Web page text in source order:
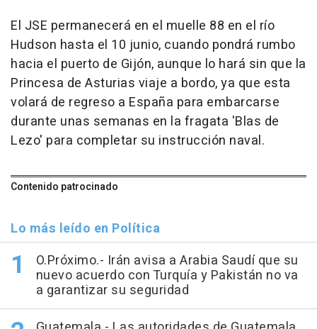
El JSE permanecerá en el muelle 88 en el río
Hudson hasta el 10 junio, cuando pondrá rumbo
hacia el puerto de Gijón, aunque lo hará sin que la
Princesa de Asturias viaje a bordo, ya que esta
volará de regreso a España para embarcarse
durante unas semanas en la fragata 'Blas de
Lezo' para completar su instrucción naval.
Contenido patrocinado
Lo más leído en Política
O.Próximo.- Irán avisa a Arabia Saudí que su
nuevo acuerdo con Turquía y Pakistán no va
a garantizar su seguridad